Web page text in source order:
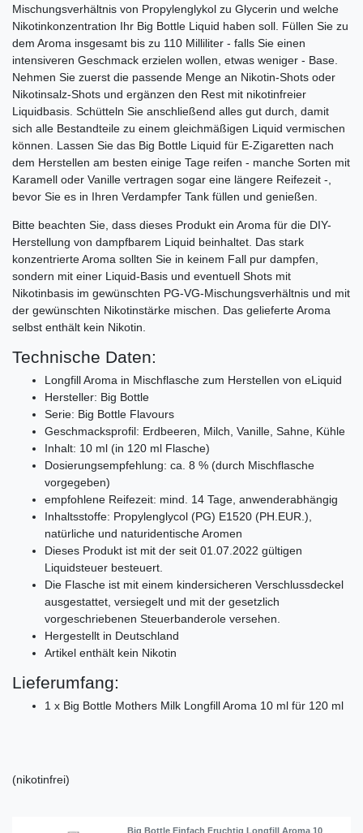
Mischungsverhältnis von Propylenglykol zu Glycerin und welche
Nikotinkonzentration Ihr Big Bottle Liquid haben soll. Füllen Sie zu
dem Aroma insgesamt bis zu 110 Milliliter - falls Sie einen
intensiveren Geschmack erzielen wollen, etwas weniger - Base.
Nehmen Sie zuerst die passende Menge an Nikotin-Shots oder
Nikotinsalz-Shots und ergänzen den Rest mit nikotinfreier
Liquidbasis. Schütteln Sie anschließend alles gut durch, damit
sich alle Bestandteile zu einem gleichmäßigen Liquid vermischen
können. Lassen Sie das Big Bottle Liquid für E-Zigaretten nach
dem Herstellen am besten einige Tage reifen - manche Sorten mit
Karamell oder Vanille vertragen sogar eine längere Reifezeit -,
bevor Sie es in Ihren Verdampfer Tank füllen und genießen.
Bitte beachten Sie, dass dieses Produkt ein Aroma für die DIY-
Herstellung von dampfbarem Liquid beinhaltet. Das stark
konzentrierte Aroma sollten Sie in keinem Fall pur dampfen,
sondern mit einer Liquid-Basis und eventuell Shots mit
Nikotinbasis im gewünschten PG-VG-Mischungsverhältnis und mit
der gewünschten Nikotinstärke mischen. Das gelieferte Aroma
selbst enthält kein Nikotin.
Technische Daten:
Longfill Aroma in Mischflasche zum Herstellen von eLiquid
Hersteller: Big Bottle
Serie: Big Bottle Flavours
Geschmacksprofil: Erdbeeren, Milch, Vanille, Sahne, Kühle
Inhalt: 10 ml (in 120 ml Flasche)
Dosierungsempfehlung: ca. 8 % (durch Mischflasche
vorgegeben)
empfohlene Reifezeit: mind. 14 Tage, anwenderabhängig
Inhaltsstoffe: Propylenglycol (PG) E1520 (PH.EUR.),
natürliche und naturidentische Aromen
Dieses Produkt ist mit der seit 01.07.2022 gültigen
Liquidsteuer besteuert.
Die Flasche ist mit einem kindersicheren Verschlussdeckel
ausgestattet, versiegelt und mit der gesetzlich
vorgeschriebenen Steuerbanderole versehen.
Hergestellt in Deutschland
Artikel enthält kein Nikotin
Lieferumfang:
1 x Big Bottle Mothers Milk Longfill Aroma 10 ml für 120 ml
(nikotinfrei)
Big Bottle Einfach Fruchtig Longfill Aroma 10